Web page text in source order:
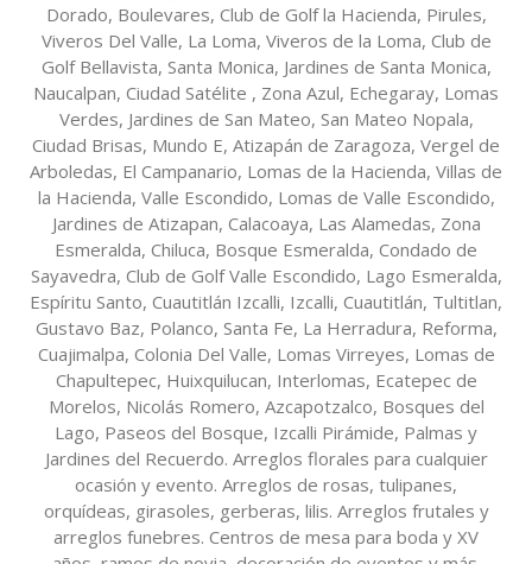
Dorado, Boulevares, Club de Golf la Hacienda, Pirules,
Viveros Del Valle, La Loma, Viveros de la Loma, Club de
Golf Bellavista, Santa Monica, Jardines de Santa Monica,
Naucalpan, Ciudad Satélite , Zona Azul, Echegaray, Lomas
Verdes, Jardines de San Mateo, San Mateo Nopala,
Ciudad Brisas, Mundo E, Atizapán de Zaragoza, Vergel de
Arboledas, El Campanario, Lomas de la Hacienda, Villas de
la Hacienda, Valle Escondido, Lomas de Valle Escondido,
Jardines de Atizapan, Calacoaya, Las Alamedas, Zona
Esmeralda, Chiluca, Bosque Esmeralda, Condado de
Sayavedra, Club de Golf Valle Escondido, Lago Esmeralda,
Espíritu Santo, Cuautitlán Izcalli, Izcalli, Cuautitlán, Tultitlan,
Gustavo Baz, Polanco, Santa Fe, La Herradura, Reforma,
Cuajimalpa, Colonia Del Valle, Lomas Virreyes, Lomas de
Chapultepec, Huixquilucan, Interlomas, Ecatepec de
Morelos, Nicolás Romero, Azcapotzalco, Bosques del
Lago, Paseos del Bosque, Izcalli Pirámide, Palmas y
Jardines del Recuerdo. Arreglos florales para cualquier
ocasión y evento. Arreglos de rosas, tulipanes,
orquídeas, girasoles, gerberas, lilis. Arreglos frutales y
arreglos funebres. Centros de mesa para boda y XV